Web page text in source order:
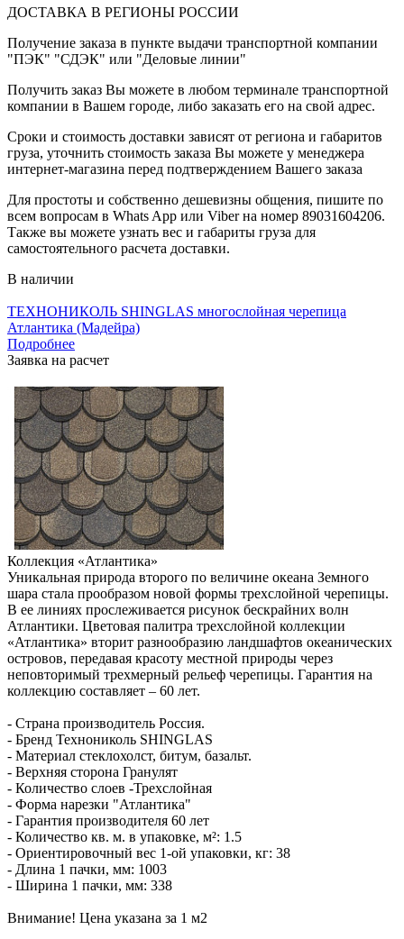
ДОСТАВКА В РЕГИОНЫ РОССИИ
Получение заказа в пункте выдачи транспортной компании
"ПЭК" "СДЭК" или "Деловые линии"
Получить заказ Вы можете в любом терминале транспортной
компании в Вашем городе, либо заказать его на свой адрес.
Сроки и стоимость доставки зависят от региона и габаритов
груза, уточнить стоимость заказа Вы можете у менеджера
интернет-магазина перед подтверждением Вашего заказа
Для простоты и собственно дешевизны общения, пишите по
всем вопросам в Whats App или Viber на номер 89031604206.
Также вы можете узнать вес и габариты груза для
самостоятельного расчета доставки.
В наличии
ТЕХНОНИКОЛЬ SHINGLAS многослойная черепица
Атлантика (Мадейра)
Подробнее
Заявка на расчет
Коллекция «Атлантика»
Уникальная природа второго по величине океана Земного
шара стала прообразом новой формы трехслойной черепицы.
В ее линиях прослеживается рисунок бескрайних волн
Атлантики. Цветовая палитра трехслойной коллекции
«Атлантика» вторит разнообразию ландшафтов океанических
островов, передавая красоту местной природы через
неповторимый трехмерный рельеф черепицы. Гарантия на
коллекцию составляет – 60 лет.
- Страна производитель Россия.
- Бренд Технониколь SHINGLAS
- Материал стеклохолст, битум, базальт.
- Верхняя сторона Гранулят
- Количество слоев -Трехслойная
- Форма нарезки "Атлантика"
- Гарантия производителя 60 лет
- Количество кв. м. в упаковке, м²: 1.5
- Ориентировочный вес 1-ой упаковки, кг: 38
- Длина 1 пачки, мм: 1003
- Ширина 1 пачки, мм: 338
Внимание! Цена указана за 1 м2